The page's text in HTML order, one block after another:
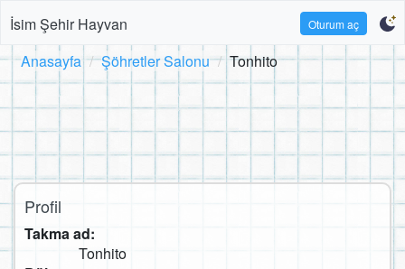
İsim Şehir Hayvan Oturum aç
Anasayfa Şöhretler Salonu Tonhito
Profil
Takma ad:
Tonhito